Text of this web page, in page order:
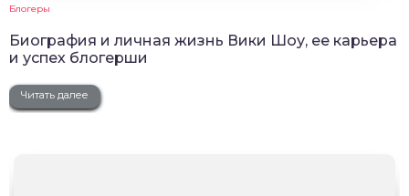
Блогеры
Биография и личная жизнь Вики Шоу, ее карьера
и успех блогерши
Читать далее